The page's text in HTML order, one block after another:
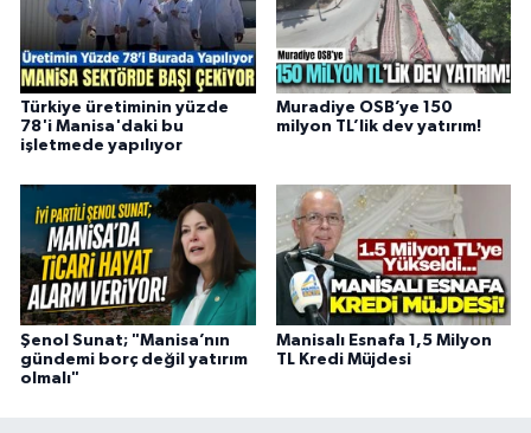
Türkiye üretiminin yüzde
78'i Manisa'daki bu
işletmede yapılıyor
Muradiye OSB’ye 150
milyon TL’lik dev yatırım!
Şenol Sunat; "Manisa’nın
gündemi borç değil yatırım
olmalı"
Manisalı Esnafa 1,5 Milyon
TL Kredi Müjdesi